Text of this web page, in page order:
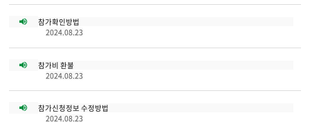
참가확인방법
2024.08.23
참가비 환불
2024.08.23
참가신청정보 수정방법
2024.08.23